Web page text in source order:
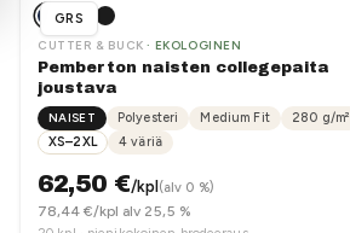
GRS
CUTTER & BUCK · EKOLOGINEN
Pemberton naisten collegepaita
joustava
NAISET Polyesteri Medium Fit 280 g/m²
XS–2XL
4 väriä
62,50€/kpl (alv 0 %)
78,44 €/kpl alv 25,5 %